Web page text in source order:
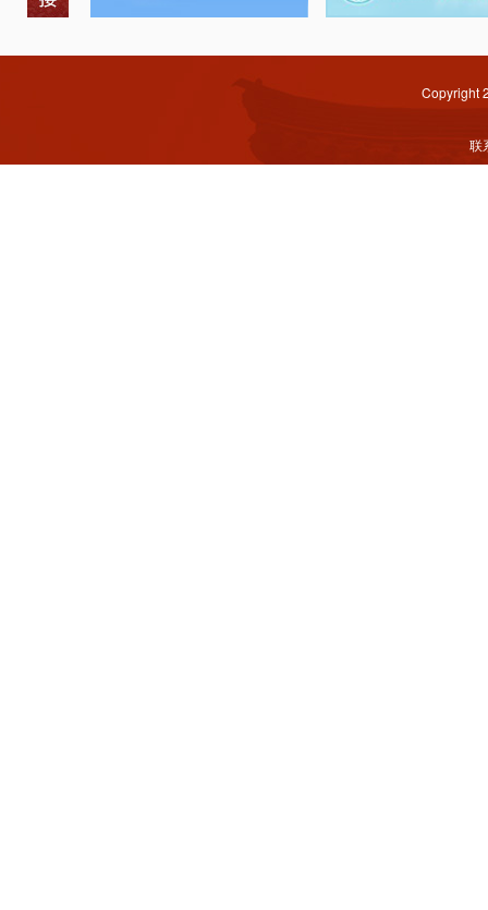
Copyright
联